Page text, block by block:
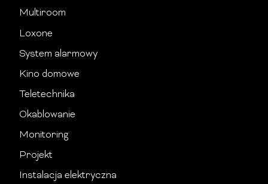
Multiroom
Loxone
System alarmowy
Kino domowe
Teletechnika
Okablowanie
Monitoring
Projekt
Instalacja elektryczna